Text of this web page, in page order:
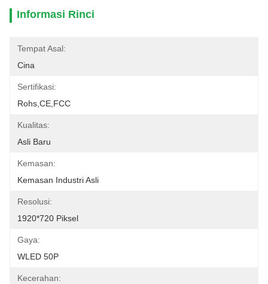
Informasi Rinci
Tempat Asal:
Cina
Sertifikasi:
Rohs,CE,FCC
Kualitas:
Asli Baru
Kemasan:
Kemasan Industri Asli
Resolusi:
1920*720 Piksel
Gaya:
WLED 50P
Kecerahan: